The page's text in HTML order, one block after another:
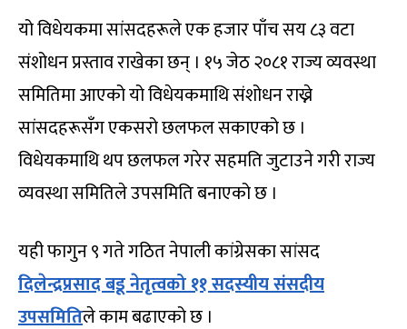
यो विधेयकमा सांसदहरूले एक हजार पाँच सय ८३ वटा
संशोधन प्रस्ताव राखेका छन् । १५ जेठ २०८१ राज्य व्यवस्था
समितिमा आएको यो विधेयकमाथि संशोधन राख्ने
सांसदहरूसँग एकसरो छलफल सकाएको छ ।
विधेयकमाथि थप छलफल गरेर सहमति जुटाउने गरी राज्य
व्यवस्था समितिले उपसमिति बनाएको छ ।
यही फागुन ९ गते गठित नेपाली कांग्रेसका सांसद
दिलेन्द्रप्रसाद बडू नेतृत्वको ११ सदस्‍यीय संसदीय
उपसमितिले काम बढाएको छ ।